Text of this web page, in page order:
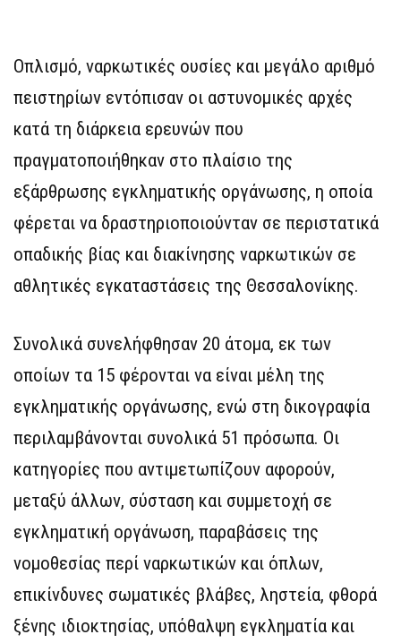
Οπλισμό, ναρκωτικές ουσίες και μεγάλο αριθμό
πειστηρίων εντόπισαν οι αστυνομικές αρχές
κατά τη διάρκεια ερευνών που
πραγματοποιήθηκαν στο πλαίσιο της
εξάρθρωσης εγκληματικής οργάνωσης, η οποία
φέρεται να δραστηριοποιούνταν σε περιστατικά
οπαδικής βίας και διακίνησης ναρκωτικών σε
αθλητικές εγκαταστάσεις της Θεσσαλονίκης.
Συνολικά συνελήφθησαν 20 άτομα, εκ των
οποίων τα 15 φέρονται να είναι μέλη της
εγκληματικής οργάνωσης, ενώ στη δικογραφία
περιλαμβάνονται συνολικά 51 πρόσωπα. Οι
κατηγορίες που αντιμετωπίζουν αφορούν,
μεταξύ άλλων, σύσταση και συμμετοχή σε
εγκληματική οργάνωση, παραβάσεις της
νομοθεσίας περί ναρκωτικών και όπλων,
επικίνδυνες σωματικές βλάβες, ληστεία, φθορά
ξένης ιδιοκτησίας, υπόθαλψη εγκληματία και